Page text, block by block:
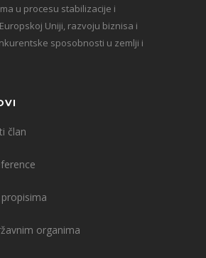
u procesu stabilizacije i
Uniji, razvoju biznisa i
sposobnosti u zemlji i
član
organima